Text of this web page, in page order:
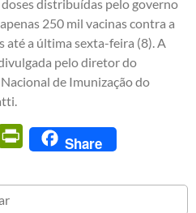
distribuídas pelo governo
250 mil vacinas contra a
até a última sexta-feira (8). A
pelo diretor do
de Imunização do
Email PrintFriendly
Share